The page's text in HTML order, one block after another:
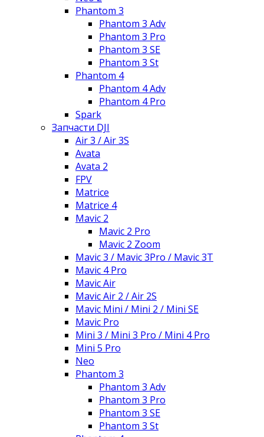
Phantom 3
Phantom 3 Adv
Phantom 3 Pro
Phantom 3 SE
Phantom 3 St
Phantom 4
Phantom 4 Adv
Phantom 4 Pro
Spark
Запчасти DJI
Air 3 / Air 3S
Avata
Avata 2
FPV
Matrice
Matrice 4
Mavic 2
Mavic 2 Pro
Mavic 2 Zoom
Mavic 3 / Mavic 3Pro / Mavic 3T
Mavic 4 Pro
Mavic Air
Mavic Air 2 / Air 2S
Mavic Mini / Mini 2 / Mini SE
Mavic Pro
Mini 3 / Mini 3 Pro / Mini 4 Pro
Mini 5 Pro
Neo
Phantom 3
Phantom 3 Adv
Phantom 3 Pro
Phantom 3 SE
Phantom 3 St